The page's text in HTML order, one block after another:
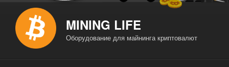
MINING LIFE
Оборудование для майнинга криптовалют